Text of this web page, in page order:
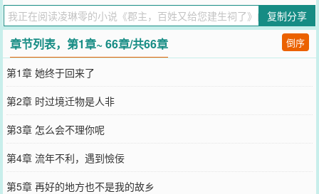
赶着奉承她的人退避三舍不说，亲娘被气得病弱在床，亲爹不知所
踪，好友反目，婚约尽毁。从天胡沦为天崩开局，元嘉只能撸起衣袖
收拾穿越者留下的烂摊子。所有人都觉得成阳郡主早已身败名裂，遭
了父母和帝王家厌弃，就如同过街老鼠，谁都可以踩上一脚。可怨天
尤人从不是她的风格，没时间惋惜被抢走的三年时间，先顾娘再找
爹，一边准备利用她在现代所学习的知识干一笔大事业。编医册，改
农具，引良种，设女学，推简字……名声？荣华？财富？不过是探囊
取物。直至后来，第一任女状元是她的学生，乡野童谣里唱的都是她
的名，举国上下无一人敢对她不敬。元嘉：一不小心就名垂千古了怎
么办？！《宁书》有载，成阳郡主…使百姓疫至不慌，病来不惧，户
齿日增，举国足食，天下晏然。
您要是觉得《郡主，百姓又给您建生祠了
您QQ群和微博微信里的朋友推荐哦！
复制分享
章节列表，第1章~ 66章/共66章 倒序
第1章 她终于回来了
第2章 时过境迁物是人非
第3章 怎么会不理你呢
第4章 流年不利，遇到憸佞
第5章 再好的地方也不是我的故乡